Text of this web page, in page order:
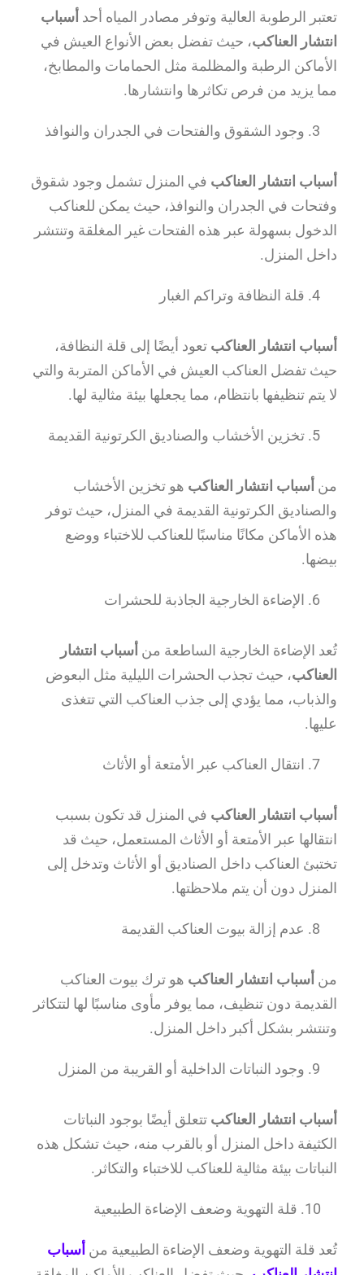
تعتبر الرطوبة العالية وتوفر مصادر المياه أحد أسباب
انتشار العناكب، حيث تفضل بعض الأنواع العيش في
الأماكن الرطبة والمظلمة مثل الحمامات والمطابخ،
مما يزيد من فرص تكاثرها وانتشارها.
وجود الشقوق والفتحات في الجدران والنوافذ
أسباب انتشار العناكب في المنزل تشمل وجود شقوق
وفتحات في الجدران والنوافذ، حيث يمكن للعناكب
الدخول بسهولة عبر هذه الفتحات غير المغلقة وتنتشر
داخل المنزل.
قلة النظافة وتراكم الغبار
أسباب انتشار العناكب تعود أيضًا إلى قلة النظافة،
حيث تفضل العناكب العيش في الأماكن المتربة والتي
لا يتم تنظيفها بانتظام، مما يجعلها بيئة مثالية لها.
تخزين الأخشاب والصناديق الكرتونية القديمة
من أسباب انتشار العناكب هو تخزين الأخشاب
والصناديق الكرتونية القديمة في المنزل، حيث توفر
هذه الأماكن مكانًا مناسبًا للعناكب للاختباء ووضع
بيضها.
الإضاءة الخارجية الجاذبة للحشرات
تُعد الإضاءة الخارجية الساطعة من أسباب انتشار
العناكب، حيث تجذب الحشرات الليلية مثل البعوض
والذباب، مما يؤدي إلى جذب العناكب التي تتغذى
عليها.
انتقال العناكب عبر الأمتعة أو الأثاث
أسباب انتشار العناكب في المنزل قد تكون بسبب
انتقالها عبر الأمتعة أو الأثاث المستعمل، حيث قد
تختبئ العناكب داخل الصناديق أو الأثاث وتدخل إلى
المنزل دون أن يتم ملاحظتها.
عدم إزالة بيوت العناكب القديمة
من أسباب انتشار العناكب هو ترك بيوت العناكب
القديمة دون تنظيف، مما يوفر مأوى مناسبًا لها لتتكاثر
وتنتشر بشكل أكبر داخل المنزل.
وجود النباتات الداخلية أو القريبة من المنزل
أسباب انتشار العناكب تتعلق أيضًا بوجود النباتات
الكثيفة داخل المنزل أو بالقرب منه، حيث تشكل هذه
النباتات بيئة مثالية للعناكب للاختباء والتكاثر.
تُعد قلة التهوية وضعف الإضاءة الطبيعية من أسباب